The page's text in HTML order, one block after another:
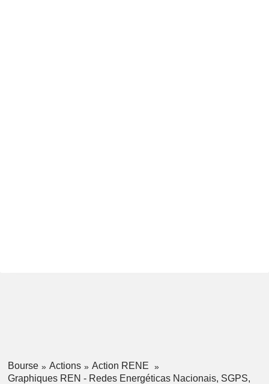
Bourse Actions
Action RENE
Graphiques REN - Redes Energéticas Nacionais, SGPS,